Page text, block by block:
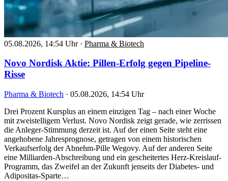
05.08.2026, 14:54 Uhr · Pharma & Biotech
Novo Nordisk Aktie: Pillen-Erfolg gegen Pipeline-
Risse
Pharma & Biotech · 05.08.2026, 14:54 Uhr
Drei Prozent Kursplus an einem einzigen Tag – nach einer Woche
mit zweistelligem Verlust. Novo Nordisk zeigt gerade, wie zerrissen
die Anleger-Stimmung derzeit ist. Auf der einen Seite steht eine
angehobene Jahresprognose, getragen von einem historischen
Verkaufserfolg der Abnehm-Pille Wegovy. Auf der anderen Seite
eine Milliarden-Abschreibung und ein gescheitertes Herz-Kreislauf-
Programm, das Zweifel an der Zukunft jenseits der Diabetes- und
Adipositas-Sparte…